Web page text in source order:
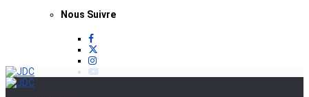
Nous Suivre